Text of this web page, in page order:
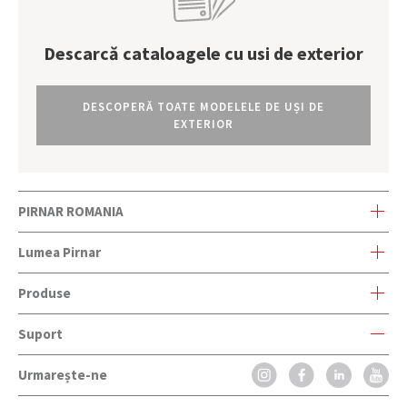
Descarcă cataloagele cu usi de exterior
DESCOPERĂ TOATE MODELELE DE UȘI DE
EXTERIOR
PIRNAR ROMANIA
Str. Grigore Ionescu nr. 38, Sect. 2
Lumea Pirnar
Lumea Pirnar
Istorie si traditie
Inovatii si premii
Produse
OneTouch
CarbonCore
Suport
Serviciu clienti
Urmarește-ne